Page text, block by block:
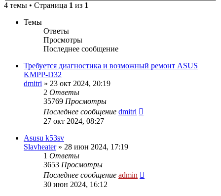
4 темы • Страница 1 из 1
Темы
Ответы
Просмотры
Последнее сообщение
Требуется диагностика и возможный ремонт ASUS
KMPP-D32
dmitri » 23 окт 2024, 20:19
2 Ответы
35769 Просмотры
Последнее сообщение dmitri
27 окт 2024, 08:27
Asusu k53sv
Slavheater» 28 июн 2024, 17:19
1 Ответы
3653 Просмотры
Последнее сообщение admin
30 июн 2024, 16:12